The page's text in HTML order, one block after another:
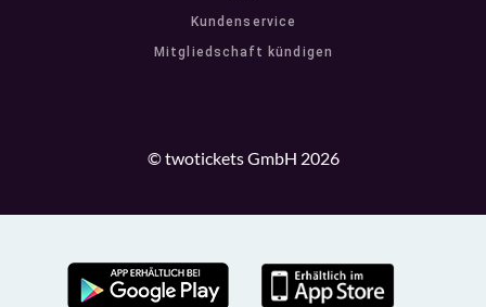
Kundenservice
Mitgliedschaft kündigen
© twotickets GmbH 2026